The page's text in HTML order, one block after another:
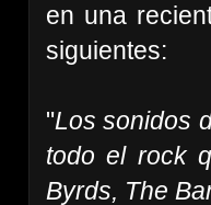
en una
siguientes:
"Los sonidos
todo el rock
Byrds, The